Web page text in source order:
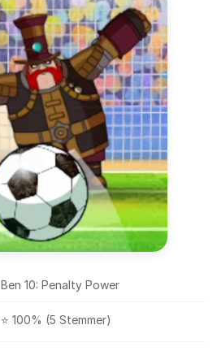
Ben 10: Penalty Power
⭐ 100% (5 Stemmer)